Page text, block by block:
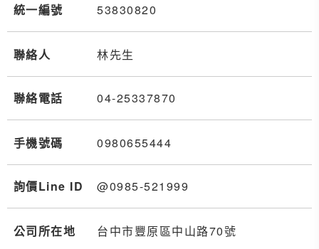
統一編號 53830820
聯絡人 林先生
聯絡電話 04-25337870
手機號碼 0980655444
詢價Line ID @0985-521999
公司所在地 台中市豐原區中山路70號